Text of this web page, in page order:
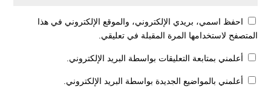
احفظ اسمي، بريدي الإلكتروني، والموقع الإلكتروني في هذا
المتصفح لاستخدامها المرة المقبلة في تعليقي.
أعلمني بمتابعة التعليقات بواسطة البريد الإلكتروني.
أعلمني بالمواضيع الجديدة بواسطة البريد الإلكتروني.